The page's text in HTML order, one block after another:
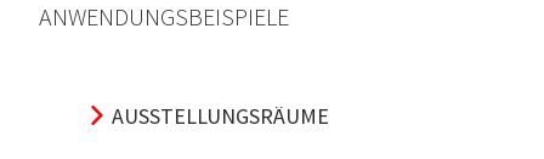
ANWENDUNGSBEISPIELE
AUSSTELLUNGSRÄUME